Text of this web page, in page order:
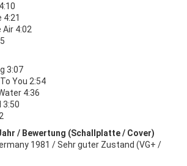
4:21
4:02
3:07
You 2:54
4:36
3:50
/ Bewertung (Schallplatte / Cover)
1981 / Sehr guter Zustand (VG+ /